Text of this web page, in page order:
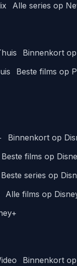
Alle series op
Binnenkort
Beste films op
Binnenkort op
Beste films op
Beste series op
Alle films op
Binnenkort